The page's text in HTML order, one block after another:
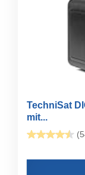
TechniSat
mit...